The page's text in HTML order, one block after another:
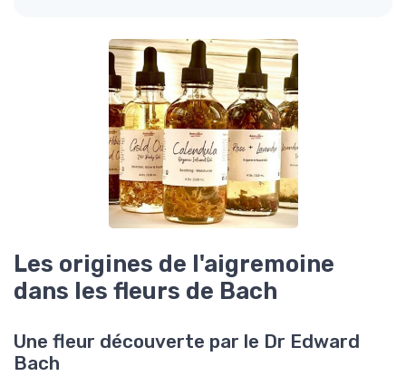
Les origines de l'aigremoine
dans les fleurs de Bach
Une fleur découverte par le Dr Edward
Bach